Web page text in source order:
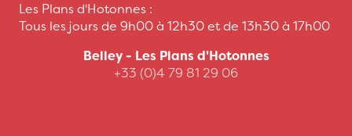
Les Plans d'Hotonnes :
Tous les jours de 9h00 à 12h30 et de 13h30 à 17h00
Belley - Les Plans d'Hotonnes
+33 (0)4 79 81 29 06